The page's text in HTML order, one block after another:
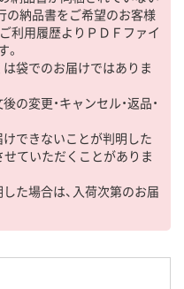
の納品書をご希望のお客様
利用履歴よりＰＤＦファイ
は袋でのお届けではありま
の変更・キャンセル・返品・
けできないことが判明した
せていただくことがありま
た場合は、入荷次第のお届